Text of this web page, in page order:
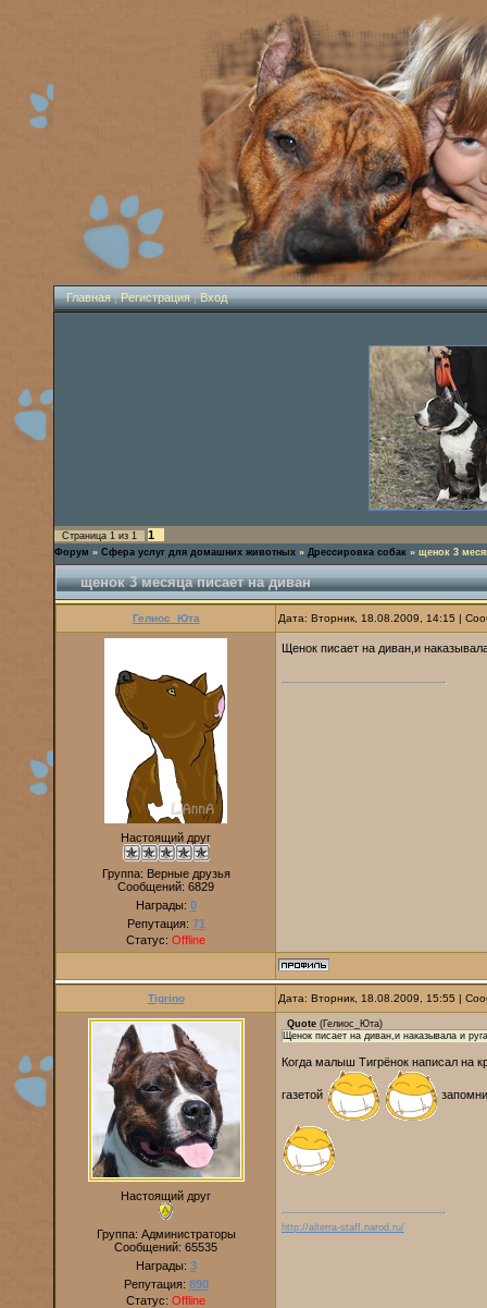
Главная|Регистрация|Вход
Страница 1 из 1 1
Форум » Сфера услуг для домашних животных » Дрессировка собак » щенок 3
щенок 3 месяца писает на диван
Гелиос_Юта Дата: Вторник, 18.08.2009, 14:15 |
Настоящий друг
Группа: Верные друзья
Сообщений: 6829
Награды: 0
Репутация: 71
Статус: Offline
Щенок писает на диван,и
Tigrino Дата: Вторник, 18.08.2009, 15:55 |
Настоящий друг
Группа: Администраторы
Сообщений: 65535
Награды: 3
Репутация: 890
Статус: Offline
Quote (Гелиос_Юта)
Щенок писает на диван,и наказывала и
Когда малыш Тигрёнок написал на
газетой
http://alterra-staff.narod.ru/